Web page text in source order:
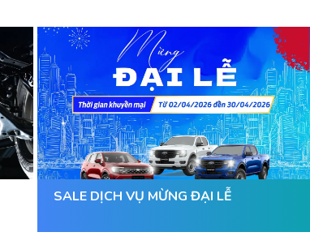
SALE DỊCH VỤ MỪNG ĐẠI LỄ